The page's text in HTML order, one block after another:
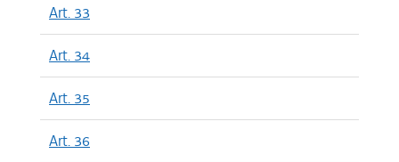
Art. 33
Art. 34
Art. 35
Art. 36